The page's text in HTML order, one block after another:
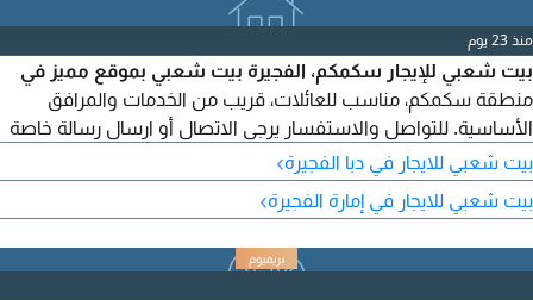
منذ 23 يوم
بيت شعبي للإيجار سكمكم، الفجيرة بيت شعبي بموقع مميز في
منطقة سكمكم، مناسب للعائلات، قريب من الخدمات والمرافق
الأساسية. للتواصل والاستفسار يرجى الاتصال أو ارسال رسالة خاصة
بيت شعبي للايجار في دبا الفجيرة›
بيت شعبي للايجار في إمارة الفجيرة›